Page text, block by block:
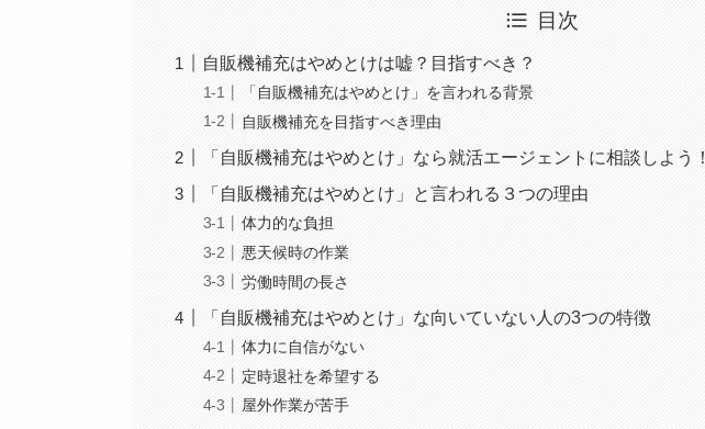
目次
自販機補充はやめとけは嘘？目指すべき？
「自販機補充はやめとけ」を言われる背景
自販機補充を目指すべき理由
「自販機補充はやめとけ」なら就活エージェントに相談しよう！
「自販機補充はやめとけ」と言われる３つの理由
体力的な負担
悪天候時の作業
労働時間の長さ
「自販機補充はやめとけ」な向いていない人の3つの特徴
体力に自信がない
定時退社を希望する
屋外作業が苦手